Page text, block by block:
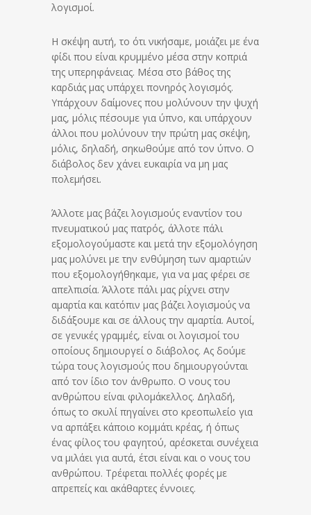
λογισμοί.
Η σκέψη αυτή, το ότι νικήσαμε, μοιάζει με ένα
φίδι που είναι κρυμμένο μέσα στην κοπριά
της υπερηφάνειας. Μέσα στο βάθος της
καρδιάς μας υπάρχει πονηρός λογισμός.
Υπάρχουν δαίμονες που μολύνουν την ψυχή
μας, μόλις πέσουμε για ύπνο, και υπάρχουν
άλλοι που μολύνουν την πρώτη μας σκέψη,
μόλις, δηλαδή, σηκωθούμε από τον ύπνο. Ο
διάβολος δεν χάνει ευκαιρία να μη μας
πολεμήσει.
Άλλοτε μας βάζει λογισμούς εναντίον του
πνευματικού μας πατρός, άλλοτε πάλι
εξομολογούμαστε και μετά την εξομολόγηση
μας μολύνει με την ενθύμηση των αμαρτιών
που εξομολογήθηκαμε, για να μας φέρει σε
απελπισία. Άλλοτε πάλι μας ρίχνει στην
αμαρτία και κατόπιν μας βάζει λογισμούς να
διδάξουμε και σε άλλους την αμαρτία. Αυτοί,
σε γενικές γραμμές, είναι οι λογισμοί του
οποίους δημιουργεί ο διάβολος. Ας δούμε
τώρα τους λογισμούς που δημιουργούνται
από τον ίδιο τον άνθρωπο. Ο νους του
ανθρώπου είναι φιλομάκελλος. Δηλαδή,
όπως το σκυλί πηγαίνει στο κρεοπωλείο για
να αρπάξει κάποιο κομμάτι κρέας, ή όπως
ένας φίλος του φαγητού, αρέσκεται συνέχεια
να μιλάει για αυτά, έτσι είναι και ο νους του
ανθρώπου. Τρέφεται πολλές φορές με
απρεπείς και ακάθαρτες έννοιες.